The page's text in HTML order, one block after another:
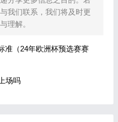
我们联系，我们将及时更
理解。
准（24年欧洲杯预选赛赛
场吗